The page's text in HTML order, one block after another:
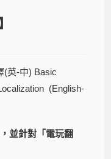
(英-中) Basic
(English-
並針對「電玩翻